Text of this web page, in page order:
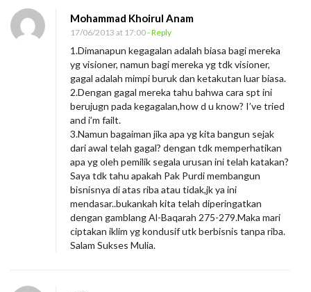
Mohammad Khoirul Anam
17/06/2013 at 17:00- Reply
1.Dimanapun kegagalan adalah biasa bagi mereka
yg visioner, namun bagi mereka yg tdk visioner,
gagal adalah mimpi buruk dan ketakutan luar biasa.
2.Dengan gagal mereka tahu bahwa cara spt ini
berujugn pada kegagalan,how d u know? I’ve tried
and i’m failt.
3.Namun bagaiman jika apa yg kita bangun sejak
dari awal telah gagal? dengan tdk memperhatikan
apa yg oleh pemilik segala urusan ini telah katakan?
Saya tdk tahu apakah Pak Purdi membangun
bisnisnya di atas riba atau tidak,jk ya ini
mendasar..bukankah kita telah diperingatkan
dengan gamblang Al-Baqarah 275-279.Maka mari
ciptakan iklim yg kondusif utk berbisnis tanpa riba.
Salam Sukses Mulia.